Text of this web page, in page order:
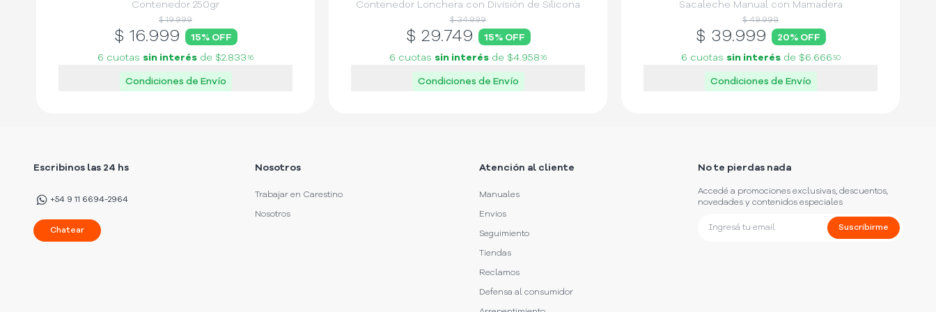
Contenedor 250gr
$ 19.999
$ 16.999 15% OFF
6 cuotas sin interés de $2.833 16
Condiciones de Envío
Contenedor Lonchera con División de Silicona
$ 34.999
$ 29.749 15% OFF
6 cuotas sin interés de $4.958 16
Condiciones de Envío
Sacaleche Manual con Mamadera
$ 49.999
$ 39.999 20% OFF
6 cuotas sin interésde $6.666 50
Condiciones de Envío
Escribinos las 24 hs
+54 9 11 6694-2964
Chatear
Nosotros
Trabajar en Carestino
Nosotros
Atención al cliente
Manuales
Envios
Seguimiento
Tiendas
Reclamos
Defensa al consumidor
No te pierdas nada
Accedé a promociones exclusivas, descuentos,
novedades y contenidos especiales
Suscribirme